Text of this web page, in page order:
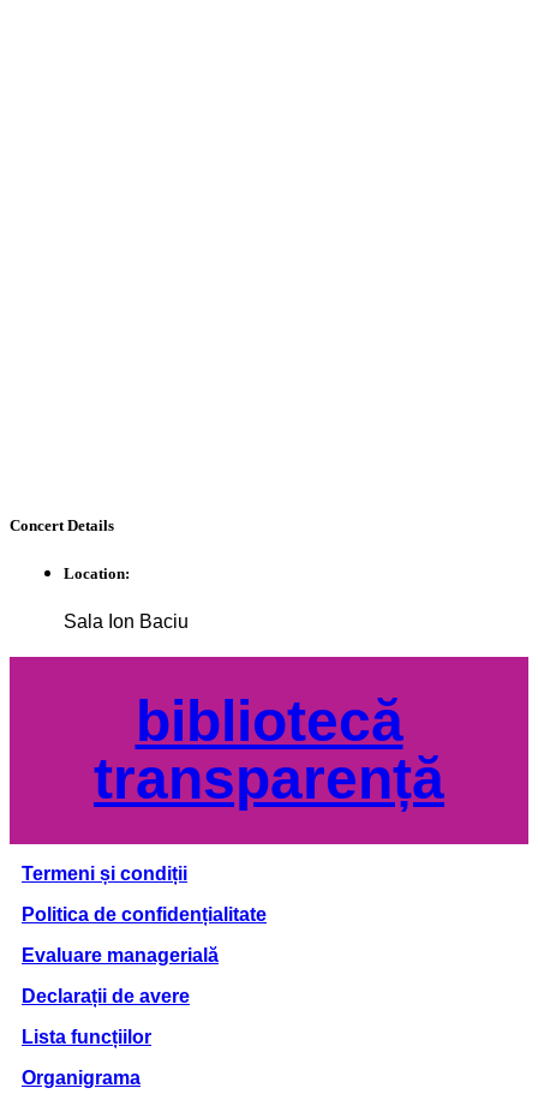
ConcertDetails
Location:
Sala Ion Baciu
bibliotecă
transparență
Termeni și condiții
Politica de confidențialitate
Evaluare managerială
Declarații de avere
Lista funcțiilor
Organigrama